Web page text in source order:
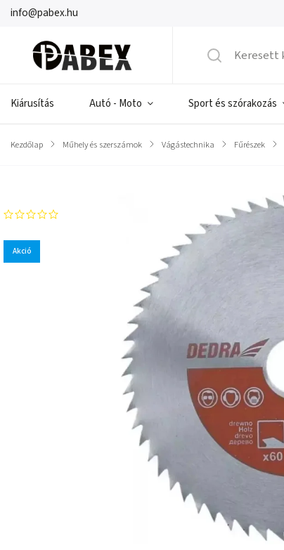
info@pabex.hu
Kiárusítás Autó - Moto Sport és szórakozás
Kezdőlap / Műhely és szerszámok / Vágástechnika / Fűrészek /
Akció